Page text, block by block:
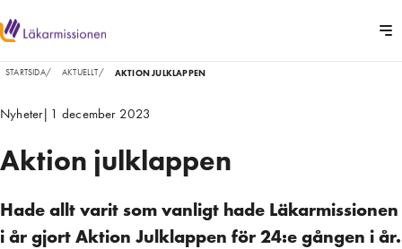
STARTSIDA/ AKTUELLT/ AKTION JULKLAPPEN
Nyheter| 1 december 2023
Aktion julklappen
Hade allt varit som vanligt hade Läkarmissionen
i år gjort Aktion Julklappen för 24:e gången i år.